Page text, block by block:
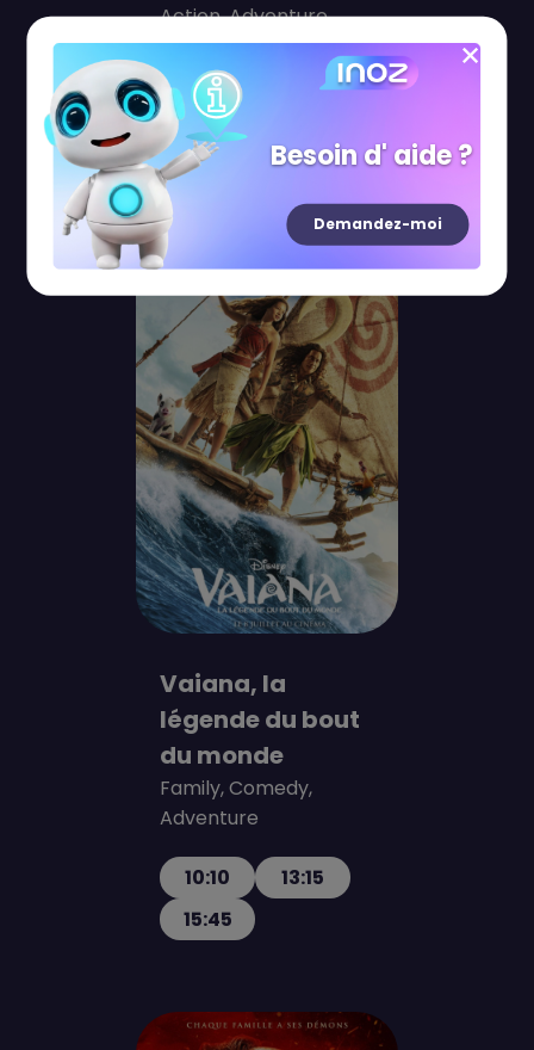
Action, Adventure
10:30
14:15
21:00
Vaiana, la
légende du bout
du monde
Family, Comedy,
Adventure
10:10
13:15
15:45
Besoin d' aide ?
Demandez-moi